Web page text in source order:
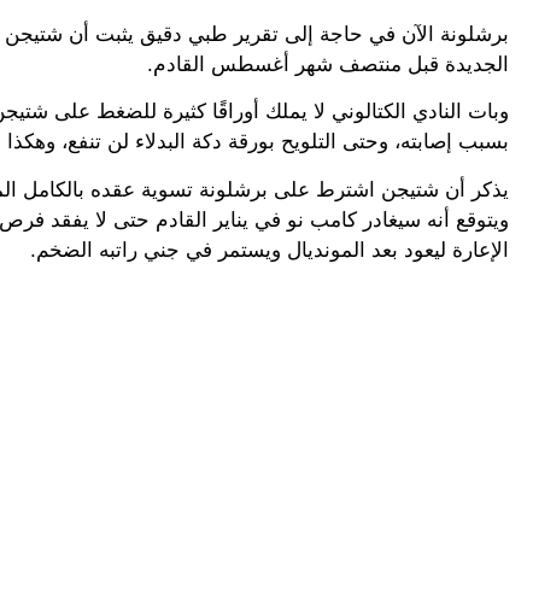
برشلونة الآن في حاجة إلى تقرير طبي دقيق يثبت أن شتيجن
الجديدة قبل منتصف شهر أغسطس القادم.
وبات النادي الكتالوني لا يملك أوراقًا كثيرة للضغط على
بسبب إصابته، وحتى التلويح بورقة دكة البدلاء لن تنفع،
الإعارة ليعود بعد المونديال ويستمر في جني راتبه الضخم.